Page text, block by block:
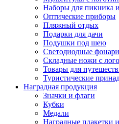
Наборы для пикника
Оптические приборы
Пляжный отдых
Подарки для дачи
Подушки под шею
Светодиодные
Складные ножи с
Товары для
Туристические
Наградная продукция
Значки и флаги
Кубки
Медали
Наградные плакетки